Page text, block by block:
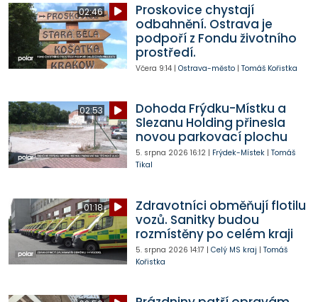
02:46
Proskovice chystají
odbahnění. Ostrava je
podpoří z Fondu životního
prostředí.
Včera 9:14| Ostrava-město| Tomáš Kořistka
02:53
Dohoda Frýdku-Místku a
Slezanu Holding přinesla
novou parkovací plochu
5. srpna 2026 16:12| Frýdek-Místek| Tomáš
Tikal
01:18
Zdravotníci obměňují flotilu
vozů. Sanitky budou
rozmístěny po celém kraji
5. srpna 2026 14:17 | Celý MS kraj | Tomáš
Kořistka